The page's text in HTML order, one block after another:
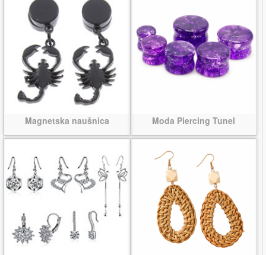
Magnetska naušnica Moda Piercing Tunel